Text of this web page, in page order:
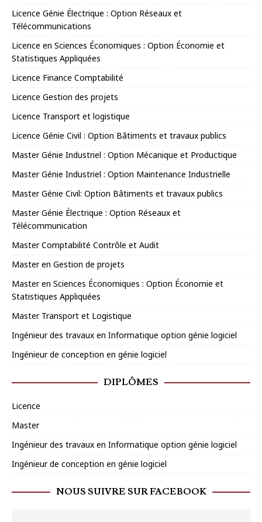
Licence Génie Électrique : Option Réseaux et
Télécommunications
Licence en Sciences Économiques : Option Économie et
Statistiques Appliquées
Licence Finance Comptabilité
Licence Gestion des projets
Licence Transport et logistique
Licence Génie Civil : Option Bâtiments et travaux publics
Master Génie Industriel : Option Mécanique et Productique
Master Génie Industriel : Option Maintenance Industrielle
Master Génie Civil: Option Bâtiments et travaux publics
Master Génie Électrique : Option Réseaux et
Télécommunication
Master Comptabilité Contrôle et Audit
Master en Gestion de projets
Master en Sciences Économiques : Option Économie et
Statistiques Appliquées
Master Transport et Logistique
Ingénieur des travaux en Informatique option génie logiciel
Ingénieur de conception en génie logiciel
DIPLÔMES
Licence
Master
Ingénieur des travaux en Informatique option génie logiciel
Ingénieur de conception en génie logiciel
NOUS SUIVRE SUR FACEBOOK